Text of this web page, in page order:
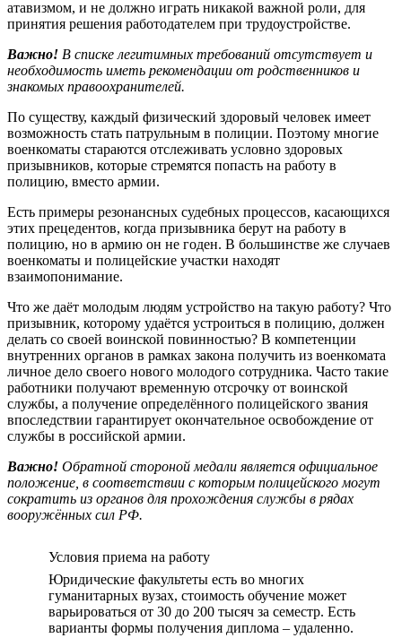
атавизмом, и не должно играть никакой важной роли, для
принятия решения работодателем при трудоустройстве.
Важно! В списке легитимных требований отсутствует и
необходимость иметь рекомендации от родственников и
знакомых правоохранителей.
По существу, каждый физический здоровый человек имеет
возможность стать патрульным в полиции. Поэтому многие
военкоматы стараются отслеживать условно здоровых
призывников, которые стремятся попасть на работу в
полицию, вместо армии.
Есть примеры резонансных судебных процессов, касающихся
этих прецедентов, когда призывника берут на работу в
полицию, но в армию он не годен. В большинстве же случаев
военкоматы и полицейские участки находят
взаимопонимание.
Что же даёт молодым людям устройство на такую работу? Что
призывник, которому удаётся устроиться в полицию, должен
делать со своей воинской повинностью? В компетенции
внутренних органов в рамках закона получить из военкомата
личное дело своего нового молодого сотрудника. Часто такие
работники получают временную отсрочку от воинской
службы, а получение определённого полицейского звания
впоследствии гарантирует окончательное освобождение от
службы в российской армии.
Важно! Обратной стороной медали является официальное
положение, в соответствии с которым полицейского могут
сократить из органов для прохождения службы в рядах
вооружённых сил РФ.
Условия приема на работу
Юридические факультеты есть во многих
гуманитарных вузах, стоимость обучение может
варьироваться от 30 до 200 тысяч за семестр. Есть
варианты формы получения диплома – удаленно.